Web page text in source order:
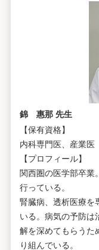
錦 惠那 先生
【保有資格】
内科専門医、産業医
【プロフィール】
関西圏の医学部卒業
行っている。
腎臓病、透析医療を
いる。病気の予防は
解を深めてもらうた
り組んでいる。